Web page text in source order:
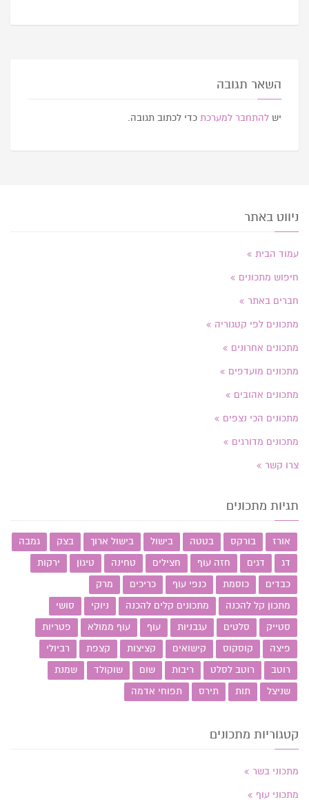
השאר תגובה
יש להתחבר למערכת כדי לכתוב תגובה.
ניווט באתר
עמוד הבית
חיפוש מתכונים
חברים באתר
מתכונים לפי קטגוריה
מתכונים אחרונים
מתכונים מועדפים
מתכונים אהובים
מתכונים הכי נצפים
מתכונים מדורגים
צרו קשר
תגיות מתכונים
אורז בורקס בטטה בישול בישול ארוך בצק
גמבה
דג
דגים חזה עוף חצילים טחינה טיגון
ירקות
כבדים
כוסמת כנפי עוף כריכים
מרק
מתכון קל להכנה
מתכונים קלים להכנה ניוקי
סושי
סטייק
סלטים עגבניות עוף עוף ממולא
פטריות
פיצה
קוסקוס קישואים קציצות קצפת
רביולי
רוטב
רוטב לסלט ריבות שום שוקולד
שמנת
שניצל
תות תירס תפוחי אדמה
קטגוריות מתכונים
מתכוני בשר
מתכוני עוף